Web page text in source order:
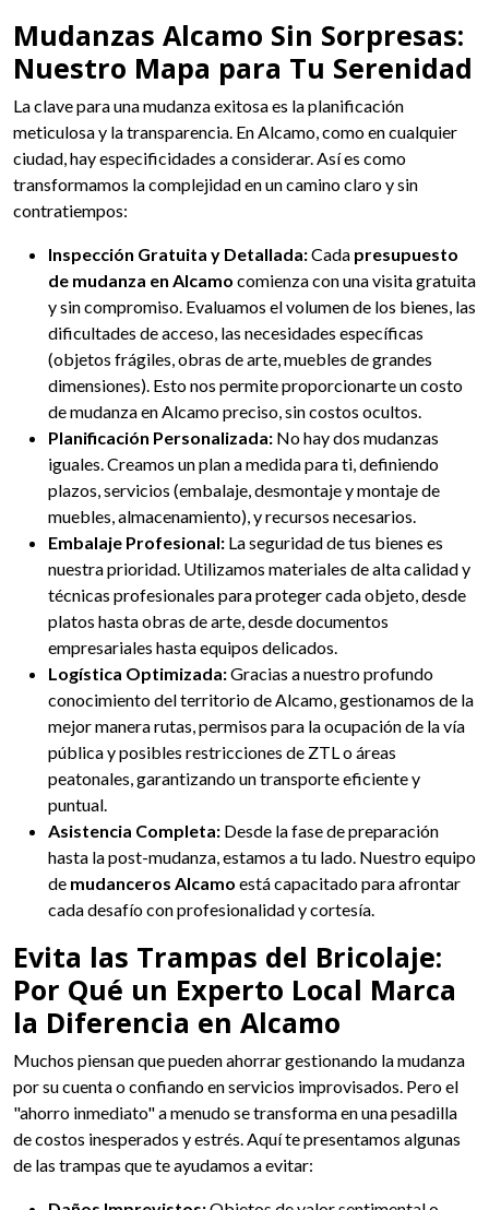
Mudanzas Alcamo Sin Sorpresas:
Nuestro Mapa para Tu Serenidad
La clave para una mudanza exitosa es la planificación
meticulosa y la transparencia. En Alcamo, como en cualquier
ciudad, hay especificidades a considerar. Así es como
transformamos la complejidad en un camino claro y sin
contratiempos:
Inspección Gratuita y Detallada:Cada presupuesto
de mudanza en Alcamo comienza con una visita gratuita
y sin compromiso. Evaluamos el volumen de los bienes, las
dificultades de acceso, las necesidades específicas
(objetos frágiles, obras de arte, muebles de grandes
dimensiones). Esto nos permite proporcionarte un costo
de mudanza en Alcamo preciso, sin costos ocultos.
Planificación Personalizada: No hay dos mudanzas
iguales. Creamos un plan a medida para ti, definiendo
plazos, servicios (embalaje, desmontaje y montaje de
muebles, almacenamiento), y recursos necesarios.
Embalaje Profesional: La seguridad de tus bienes es
nuestra prioridad. Utilizamos materiales de alta calidad y
técnicas profesionales para proteger cada objeto, desde
platos hasta obras de arte, desde documentos
empresariales hasta equipos delicados.
Logística Optimizada:Gracias a nuestro profundo
conocimiento del territorio de Alcamo, gestionamos de la
mejor manera rutas, permisos para la ocupación de la vía
pública y posibles restricciones de ZTL o áreas
peatonales, garantizando un transporte eficiente y
puntual.
Asistencia Completa: Desde la fase de preparación
hasta la post-mudanza, estamos a tu lado. Nuestro equipo
de mudanceros Alcamo está capacitado para afrontar
cada desafío con profesionalidad y cortesía.
Evita las Trampas del Bricolaje:
Por Qué un Experto Local Marca
la Diferencia en Alcamo
Muchos piensan que pueden ahorrar gestionando la mudanza
por su cuenta o confiando en servicios improvisados. Pero el
"ahorro inmediato" a menudo se transforma en una pesadilla
de costos inesperados y estrés. Aquí te presentamos algunas
de las trampas que te ayudamos a evitar: